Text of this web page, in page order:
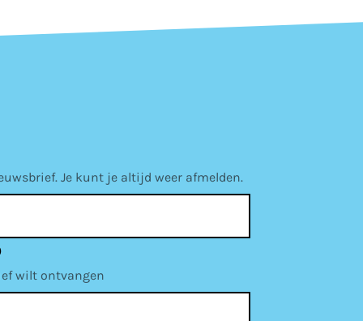
Je kunt je altijd weer afmelden.
wilt ontvangen